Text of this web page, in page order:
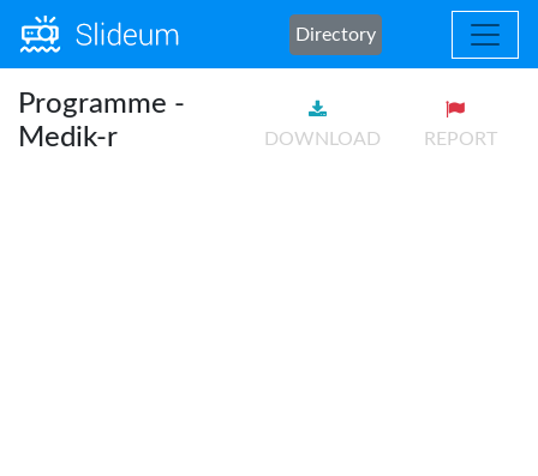
Directory
Programme -
Medik-r
DOWNLOAD REPORT